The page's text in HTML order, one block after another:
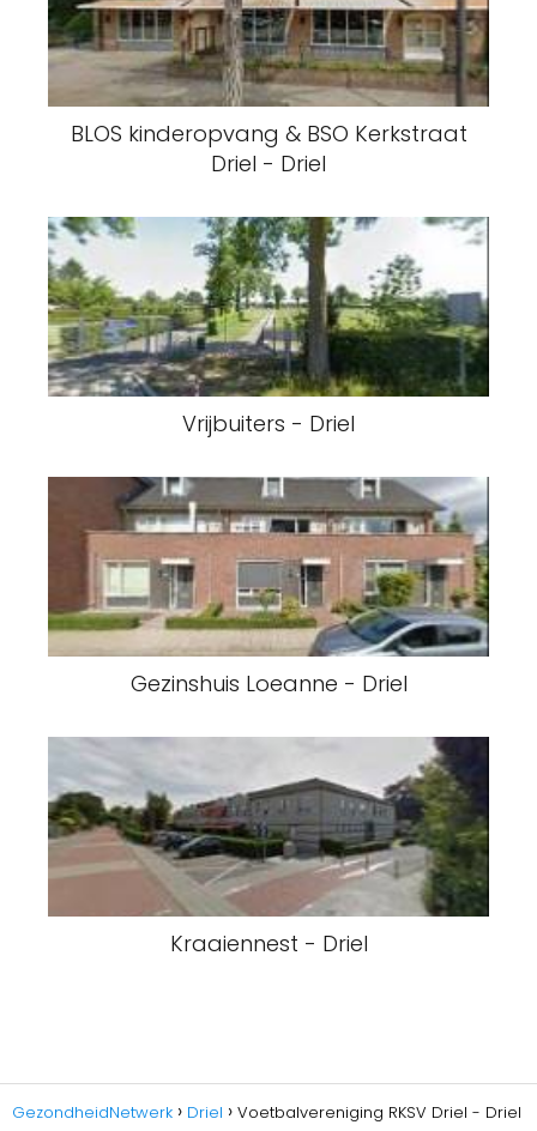
BLOS kinderopvang & BSO Kerkstraat
Driel - Driel
Vrijbuiters - Driel
Gezinshuis Loeanne - Driel
Kraaiennest - Driel
GezondheidNetwerk Driel Voetbalvereniging RKSV Driel - Driel